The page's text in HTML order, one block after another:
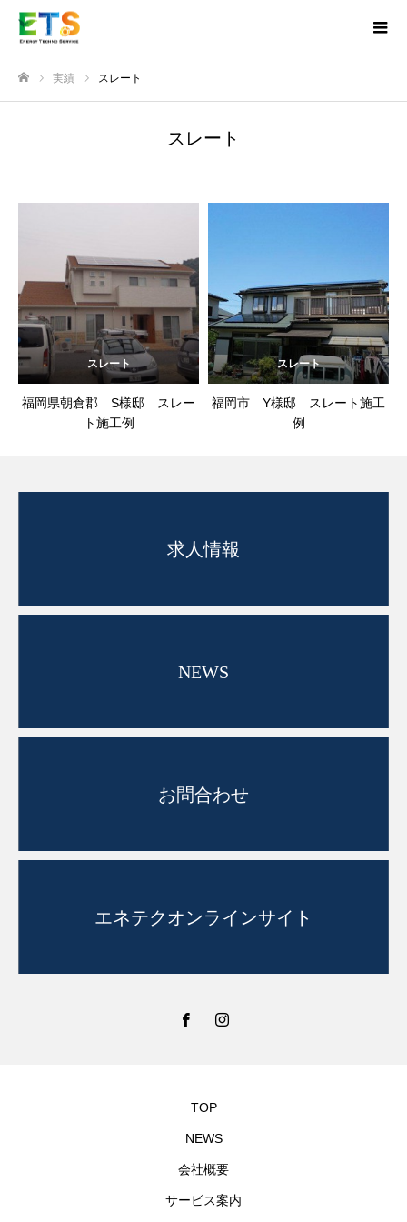
実績 スレート
スレート
スレート
福岡県朝倉郡 S様邸 スレー
ト施工例
スレート
福岡市 Y様邸 スレート施工
例
求人情報
NEWS
お問合わせ
エネテクオンラインサイト
TOP
NEWS
会社概要
サービス案内